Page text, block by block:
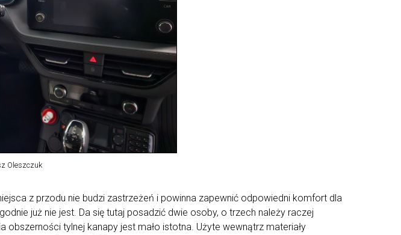
Oleszczuk
z przodu nie budzi zastrzeżeń i powinna zapewnić odpowiedni komfort dla
już nie jest. Da się tutaj posadzić dwie osoby, o trzech należy raczej
tylnej kanapy jest mało istotna. Użyte wewnątrz materiały